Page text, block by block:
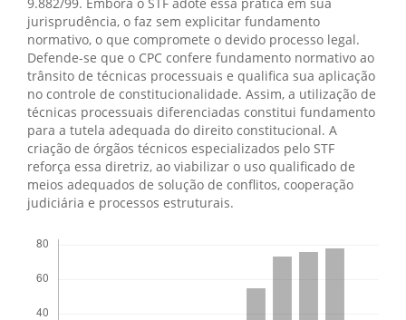
jurisprudência, o faz sem explicitar fundamento
normativo, o que compromete o devido processo legal.
Defende-se que o CPC confere fundamento normativo ao
trânsito de técnicas processuais e qualifica sua aplicação
no controle de constitucionalidade. Assim, a utilização de
técnicas processuais diferenciadas constitui fundamento
para a tutela adequada do direito constitucional. A
criação de órgãos técnicos especializados pelo STF
reforça essa diretriz, ao viabilizar o uso qualificado de
meios adequados de solução de conflitos, cooperação
judiciária e processos estruturais.